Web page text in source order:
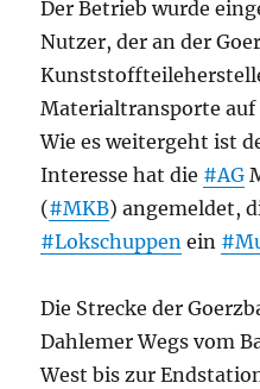
Der Betrieb wurde
Nutzer, der an der
Materialtransporte auf
Wie es weitergeht ist
Interesse hat die #AG
(#MKB) angemeldet,
#Lokschuppen ein
Die Strecke der
Dahlemer Wegs vom
West bis zur